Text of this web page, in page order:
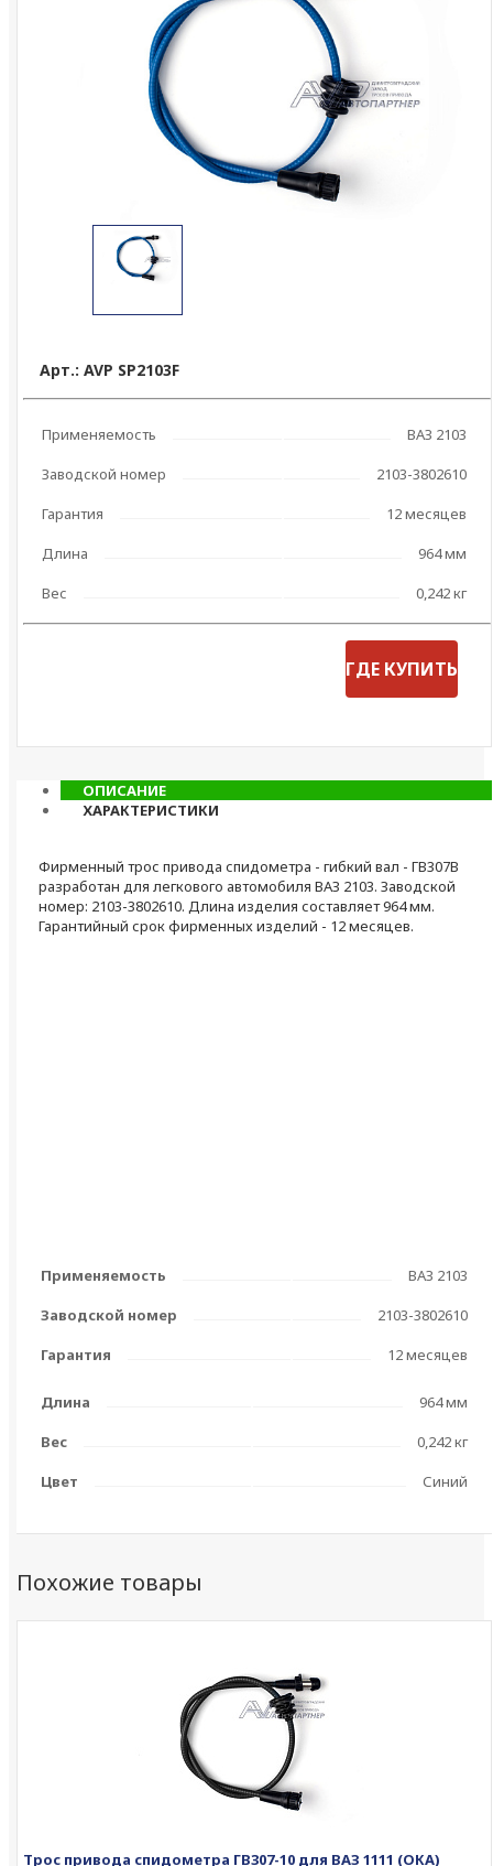
Арт.: AVP SP2103F
Применяемость
ВАЗ 2103
Заводской номер
2103-3802610
Гарантия
12 месяцев
Длина
964 мм
Вес
0,242 кг
ГДЕ КУПИТЬ
ОПИСАНИЕ
ХАРАКТЕРИСТИКИ
Фирменный трос привода спидометра - гибкий вал - ГВ307В
разработан для легкового автомобиля ВАЗ 2103. Заводской
номер: 2103-3802610. Длина изделия составляет 964 мм.
Гарантийный срок фирменных изделий - 12 месяцев.
Применяемость
ВАЗ 2103
Заводской номер
2103-3802610
Гарантия
12 месяцев
Длина
964 мм
Вес
0,242 кг
Цвет
Синий
Похожие товары
Трос привода спидометра ГВ307-10 для ВАЗ 1111 (ОКА)